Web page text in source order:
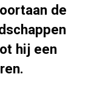
de
hij een